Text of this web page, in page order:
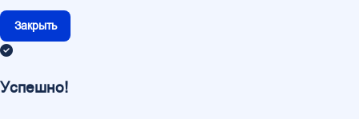
Закрыть
Успешно!